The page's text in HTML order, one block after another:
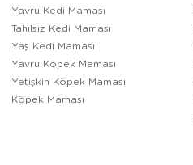
Yavru Kedi Maması
Tahılsız Kedi Maması
Yaş Kedi Maması
Yavru Köpek Maması
Yetişkin Köpek Maması
Köpek Maması